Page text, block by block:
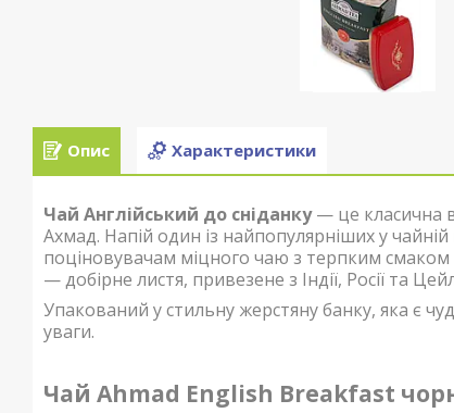
Опис Характеристики
Чай Англійський до сніданку— це класична
Ахмад. Напій один із найпопулярніших у
поціновувачам міцного чаю з терпким
— добірне листя, привезене з Індії, Росії та
Упакований у стильну жерстяну банку, яка є
уваги.
Чай Ahmad English Breakfast